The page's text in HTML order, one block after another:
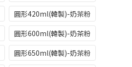
圓形420ml(韓製)-奶茶粉
圓形600ml(韓製)-奶茶粉
圓形650ml(韓製)-奶茶粉